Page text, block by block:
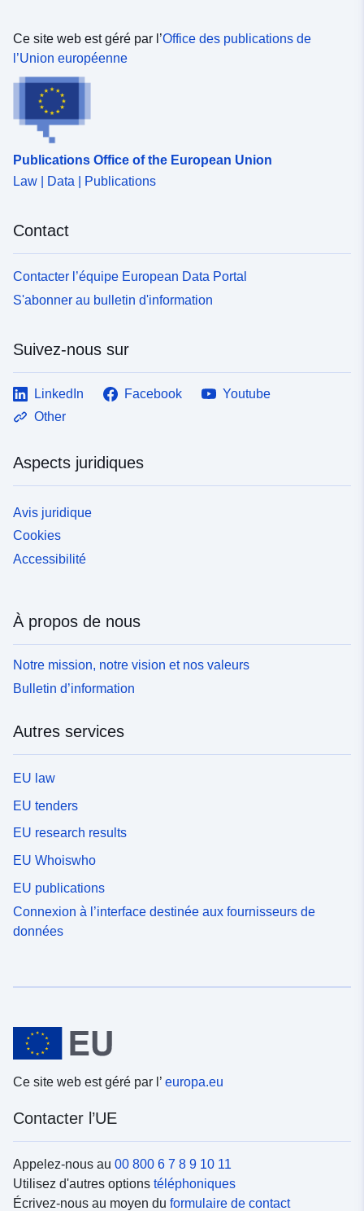
Ce site web est géré par l’Office des publications de
l’Union européenne
Publications Office of the European Union
Law | Data | Publications
Contact
Contacter l’équipe European Data Portal
S'abonner au bulletin d'information
Suivez-nous sur
LinkedIn Facebook
Youtube
Other
Aspects juridiques
Avis juridique
Cookies
Accessibilité
À propos de nous
Notre mission, notre vision et nos valeurs
Bulletin d’information
Autres services
EU law
EU tenders
EU research results
EU Whoiswho
EU publications
Connexion à l’interface destinée aux fournisseurs de
données
Ce site web est géré par l’ europa.eu
Contacter l’UE
Appelez-nous au 00 800 6 7 8 9 10 11
Utilisez d'autres options téléphoniques
Écrivez-nous au moyen du formulaire de contact